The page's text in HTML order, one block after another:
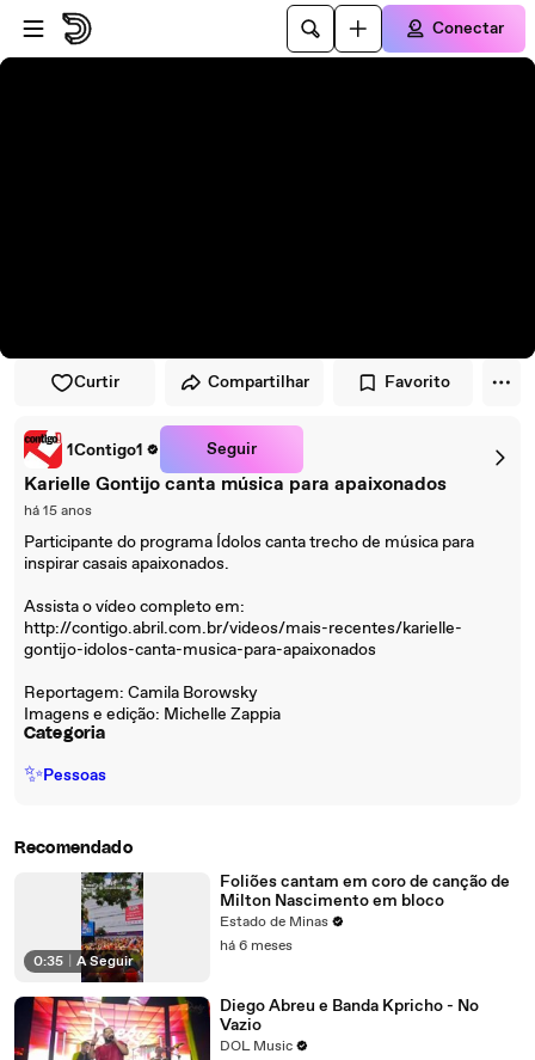
Pular para o player
Ir para o conteúdo principal
Conectar
Curtir Compartilhar Favorito
1Contigo1 Seguir
Karielle Gontijo canta música para apaixonados
há 15 anos
Participante do programa Ídolos canta trecho de música para
inspirar casais apaixonados.
Assista o vídeo completo em:
http://contigo.abril.com.br/videos/mais-recentes/karielle-
gontijo-idolos-canta-musica-para-apaixonados
Reportagem: Camila Borowsky
Imagens e edição: Michelle Zappia
Categoria
✨Pessoas
Recomendado
0:35 A Seguir
Foliões cantam em coro de canção de
Milton Nascimento em bloco
Estado de Minas
há 6 meses
Diego Abreu e Banda Kpricho - No
Vazio
DOL Music